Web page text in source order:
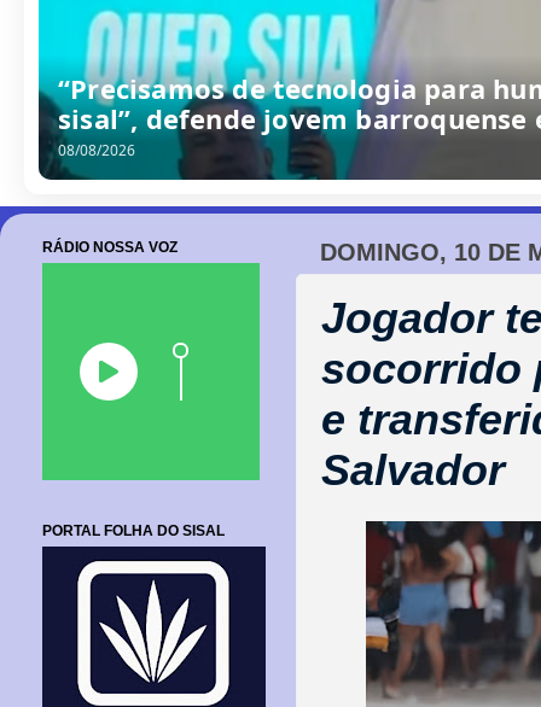
2
0
2
6
DOMINGO, 10 DE
Jogador
socorrido
e
Salvador
RÁDIO NOSSA VOZ
PORTAL FOLHA DO SISAL